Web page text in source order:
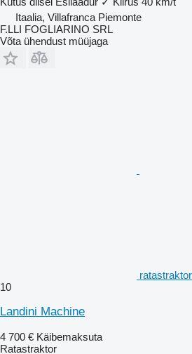
Itaalia, Villafranca Piemonte
F.LLI FOGLIARINO SRL
Võta ühendust müüjaga
10
Landini Machine
4 700 € Käibemaksuta
Ratastraktor